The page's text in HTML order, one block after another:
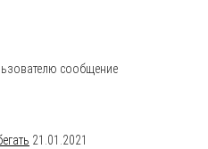
сообщение
21.01.2021